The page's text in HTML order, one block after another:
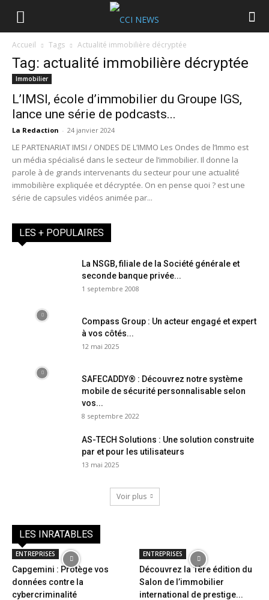
Accueil Tags Actualité immobilière décryptée
Tag: actualité immobilière décryptée
Immobilier
L’IMSI, école d’immobilier du Groupe IGS,
lance une série de podcasts...
La Redaction - 24 janvier 2024
LE PARTENARIAT IMSI / ONDES DE L’IMMO Les Ondes de l’Immo est
un média spécialisé dans le secteur de l’immobilier. Il donne la
parole à de grands intervenants du secteur pour une actualité
immobilière expliquée et décryptée. On en pense quoi ? est une
série de capsules vidéos animée par...
LES + POPULAIRES
La NSGB, filiale de la Société générale et
seconde banque privée...
1 septembre 2008
Compass Group : Un acteur engagé et expert
à vos côtés...
12 mai 2025
SAFECADDY® : Découvrez notre système
mobile de sécurité personnalisable selon
vos...
8 septembre 2022
AS-TECH Solutions : Une solution construite
par et pour les utilisateurs
13 mai 2025
Voir plus
LES INRATABLES
ENTREPRISES
Capgemini : Protège vos
données contre la
cybercriminalité
ENTREPRISES
Découvrez la 1ère édition du
Salon de l’immobilier
international de prestige...